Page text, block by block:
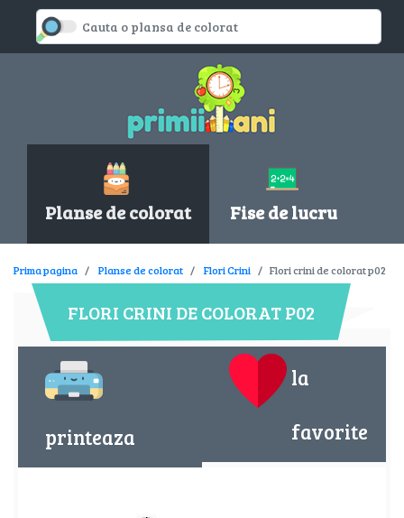
Planse de colorat Fise de lucru
Prima pagina Planse de colorat Flori Crini Flori crini de colorat p02
FLORI CRINI DE COLORAT P02
printeaza
la
favorite